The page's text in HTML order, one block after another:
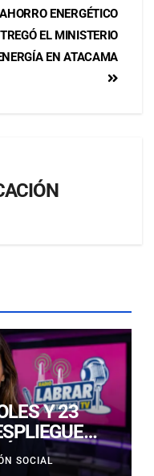
AHORRO ENERGÉTICO
EL MINISTERIO
EN ATACAMA
Y 23
Y CALDERA
SOCIAL